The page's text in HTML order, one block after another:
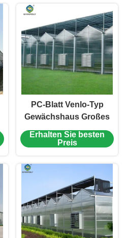
Hydroponische Tomate
PC-Blatt Venlo-Typ
Gewächshaus Großes
kommerzielles
Polycarbonat
Energieeinsparung
Erhalten Sie besten
Preis